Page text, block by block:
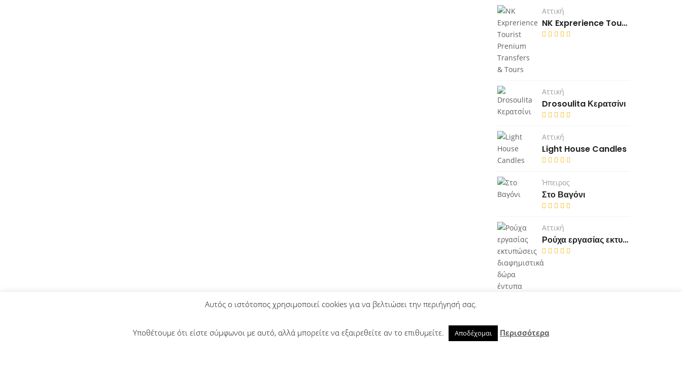
Αττική
NK Exprerience Tourist Prenium Transfers & Tours
Αττική
Drosoulita Κερατσίνι
Αττική
Light House Candles
Ήπειρος
Στο Βαγόνι
Αττική
Ρούχα εργασίας εκτυπώσεις διαφημιστικά δώρα έντυπα κάρτες μπλουζάκια καπέλα Κερατσίνι
Αυτός ο ιστότοπος χρησιμοποιεί cookies για να βελτιώσει την περιήγησή σας.
Υποθέτουμε ότι είστε σύμφωνοι με αυτό, αλλά μπορείτε να εξαιρεθείτε αν το επιθυμείτε. Αποδέχομαι Περισσότερα